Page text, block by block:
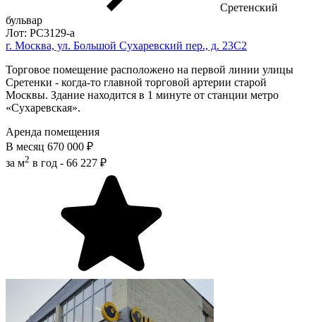
Сретенский
бульвар
Лот: РС3129-a
г. Москва, ул. Большой Сухаревский пер., д. 23С2
Торговое помещение расположено на первой линии улицы
Сретенки - когда-то главной торговой артерии старой
Москвы. Здание находится в 1 минуте от станции метро
«Сухаревская».
Аренда помещения
В месяц 670 000 ₽
за м2 в год - 66 227 ₽